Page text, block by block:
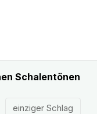
Schalentönen
einziger Schlag